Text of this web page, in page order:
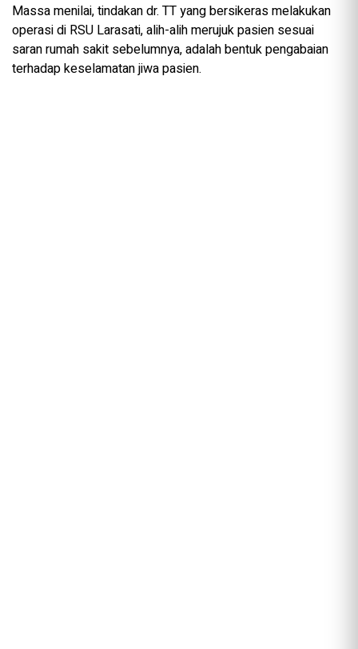
Massa menilai, tindakan dr. TT yang bersikeras melakukan
operasi di RSU Larasati, alih-alih merujuk pasien sesuai
saran rumah sakit sebelumnya, adalah bentuk pengabaian
terhadap keselamatan jiwa pasien.